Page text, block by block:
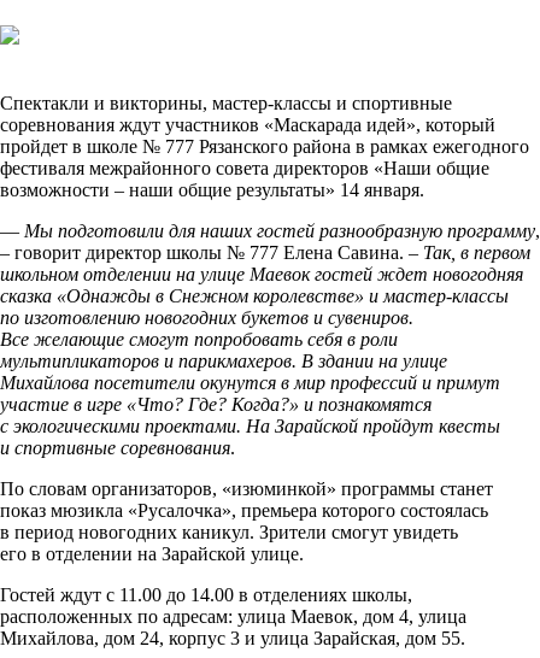
Спектакли и викторины, мастер-классы и спортивные
соревнования ждут участников «Маскарада идей», который
пройдет в школе № 777 Рязанского района в рамках ежегодного
фестиваля межрайонного совета директоров «Наши общие
возможности – наши общие результаты» 14 января.
— Мы подготовили для наших гостей разнообразную программу,
– говорит директор школы № 777 Елена Савина. – Так, в первом
школьном отделении на улице Маевок гостей ждет новогодняя
сказка «Однажды в Снежном королевстве» и мастер-классы
по изготовлению новогодних букетов и сувениров.
Все желающие смогут попробовать себя в роли
мультипликаторов и парикмахеров. В здании на улице
Михайлова посетители окунутся в мир профессий и примут
участие в игре «Что? Где? Когда?» и познакомятся
с экологическими проектами. На Зарайской пройдут квесты
и спортивные соревнования.
По словам организаторов, «изюминкой» программы станет
показ мюзикла «Русалочка», премьера которого состоялась
в период новогодних каникул. Зрители смогут увидеть
его в отделении на Зарайской улице.
Гостей ждут с 11.00 до 14.00 в отделениях школы,
расположенных по адресам: улица Маевок, дом 4, улица
Михайлова, дом 24, корпус 3 и улица Зарайская, дом 55.